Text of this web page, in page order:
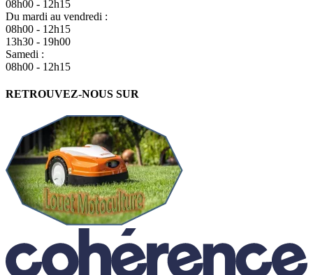
08h00 - 12h15
Du mardi au vendredi :
08h00 - 12h15
13h30 - 19h00
Samedi :
08h00 - 12h15
RETROUVEZ-NOUS SUR